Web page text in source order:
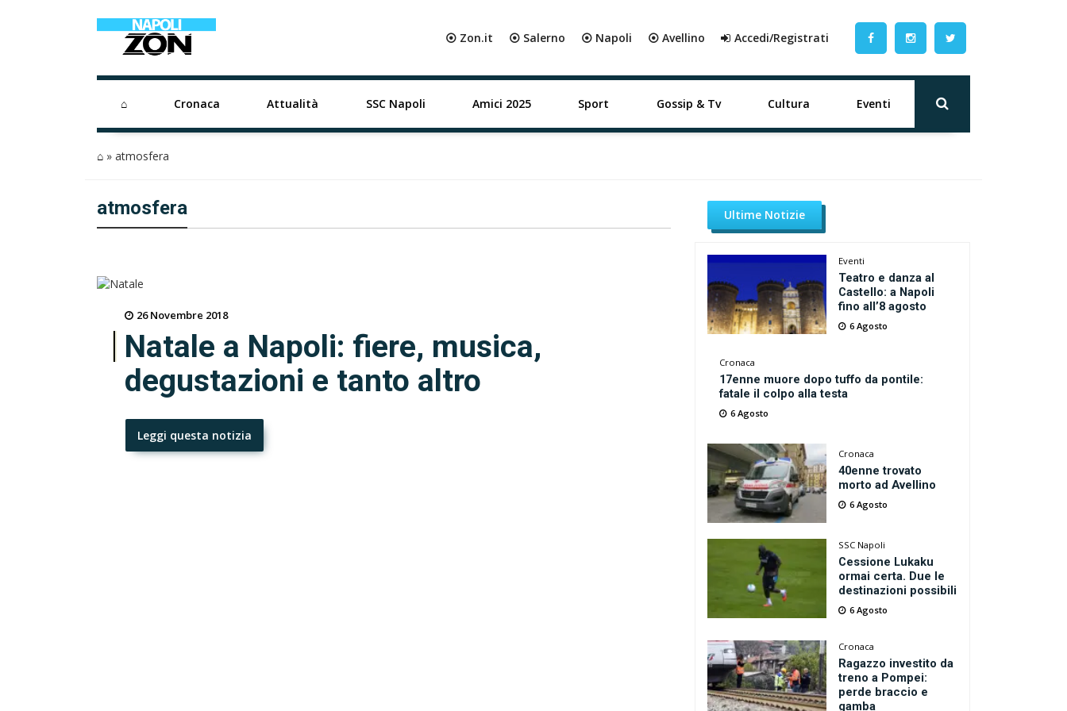
⦿ Zon.it ⦿ Salerno ⦿ Napoli ⦿ Avellino Accedi/Registrati
⌂ Cronaca Attualità SSC Napoli Amici 2025 Sport Gossip & Tv Cultura Eventi
⌂ » atmosfera
atmosfera
26 Novembre 2018
Natale a Napoli: fiere, musica,
degustazioni e tanto altro
Leggi questa notizia
Ultime Notizie
Eventi
Teatro e danza al
Castello: a Napoli
fino all’8 agosto
6 Agosto
Cronaca
17enne muore dopo tuffo da pontile:
fatale il colpo alla testa
6 Agosto
Cronaca
40enne trovato
morto ad Avellino
6 Agosto
SSC Napoli
Cessione Lukaku
ormai certa. Due le
destinazioni possibili
6 Agosto
Cronaca
Ragazzo investito da
treno a Pompei:
perde braccio e
gamba